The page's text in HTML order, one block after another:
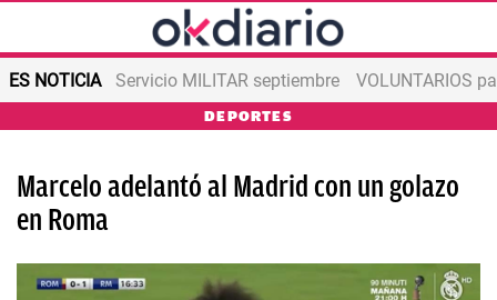
ES NOTICIA Servicio MILITAR septiembre VOLUNTARIOS
DEPORTES
Marcelo adelantó al Madrid con un golazo
en Roma